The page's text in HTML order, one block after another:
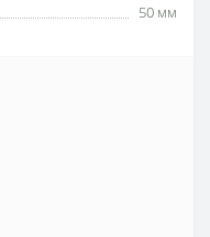
50 мм